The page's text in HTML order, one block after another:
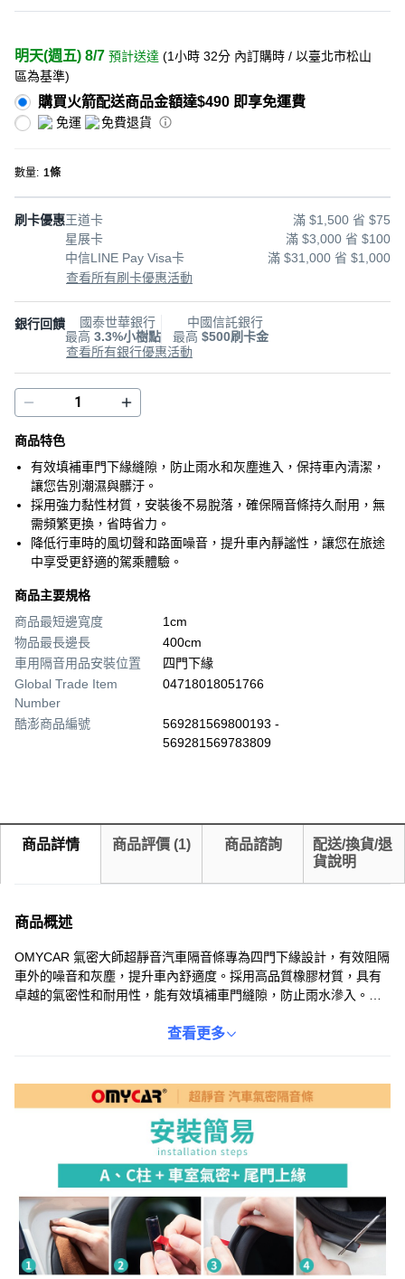
明天(週五) 8/7 預計送達 (1小時 32分 內訂購時 / 以臺北市松山
區為基準)
購買火箭配送商品金額達$490 即享免運費
免運 免費退貨
數量: 1條
刷卡優惠王道卡
滿 $1,500 省 $75
星展卡
滿 $3,000 省 $100
中信LINE Pay Visa卡
滿 $31,000 省 $1,000
查看所有刷卡優惠活動
銀行回饋
國泰世華銀行
最高 3.3%小樹點
中國信託銀行
最高 $500刷卡金
查看所有銀行優惠活動
商品特色
有效填補車門下緣縫隙，防止雨水和灰塵進入，保持車內清潔，
讓您告別潮濕與髒汙。
採用強力黏性材質，安裝後不易脫落，確保隔音條持久耐用，無
需頻繁更換，省時省力。
降低行車時的風切聲和路面噪音，提升車內靜謐性，讓您在旅途
中享受更舒適的駕乘體驗。
商品主要規格
商品最短邊寬度
1cm
物品最長邊長
400cm
車用隔音用品安裝位置
四門下緣
Global Trade Item
Number
04718018051766
酷澎商品編號
569281569800193 -
569281569783809
商品詳情 商品評價 (1) 商品諮詢
配送/換貨/退
貨說明
商品概述
OMYCAR 氣密大師超靜音汽車隔音條專為四門下緣設計，有效阻隔
車外的噪音和灰塵，提升車內舒適度。採用高品質橡膠材質，具有
卓越的氣密性和耐用性，能有效填補車門縫隙，防止雨水滲入。安
切聲和路噪，為您和家人打造一個安靜舒適的車內環境。讓您的愛
查看更多